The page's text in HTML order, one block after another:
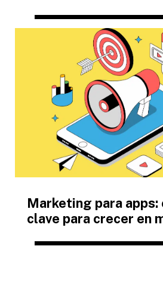
Marketing para
clave para crecer en